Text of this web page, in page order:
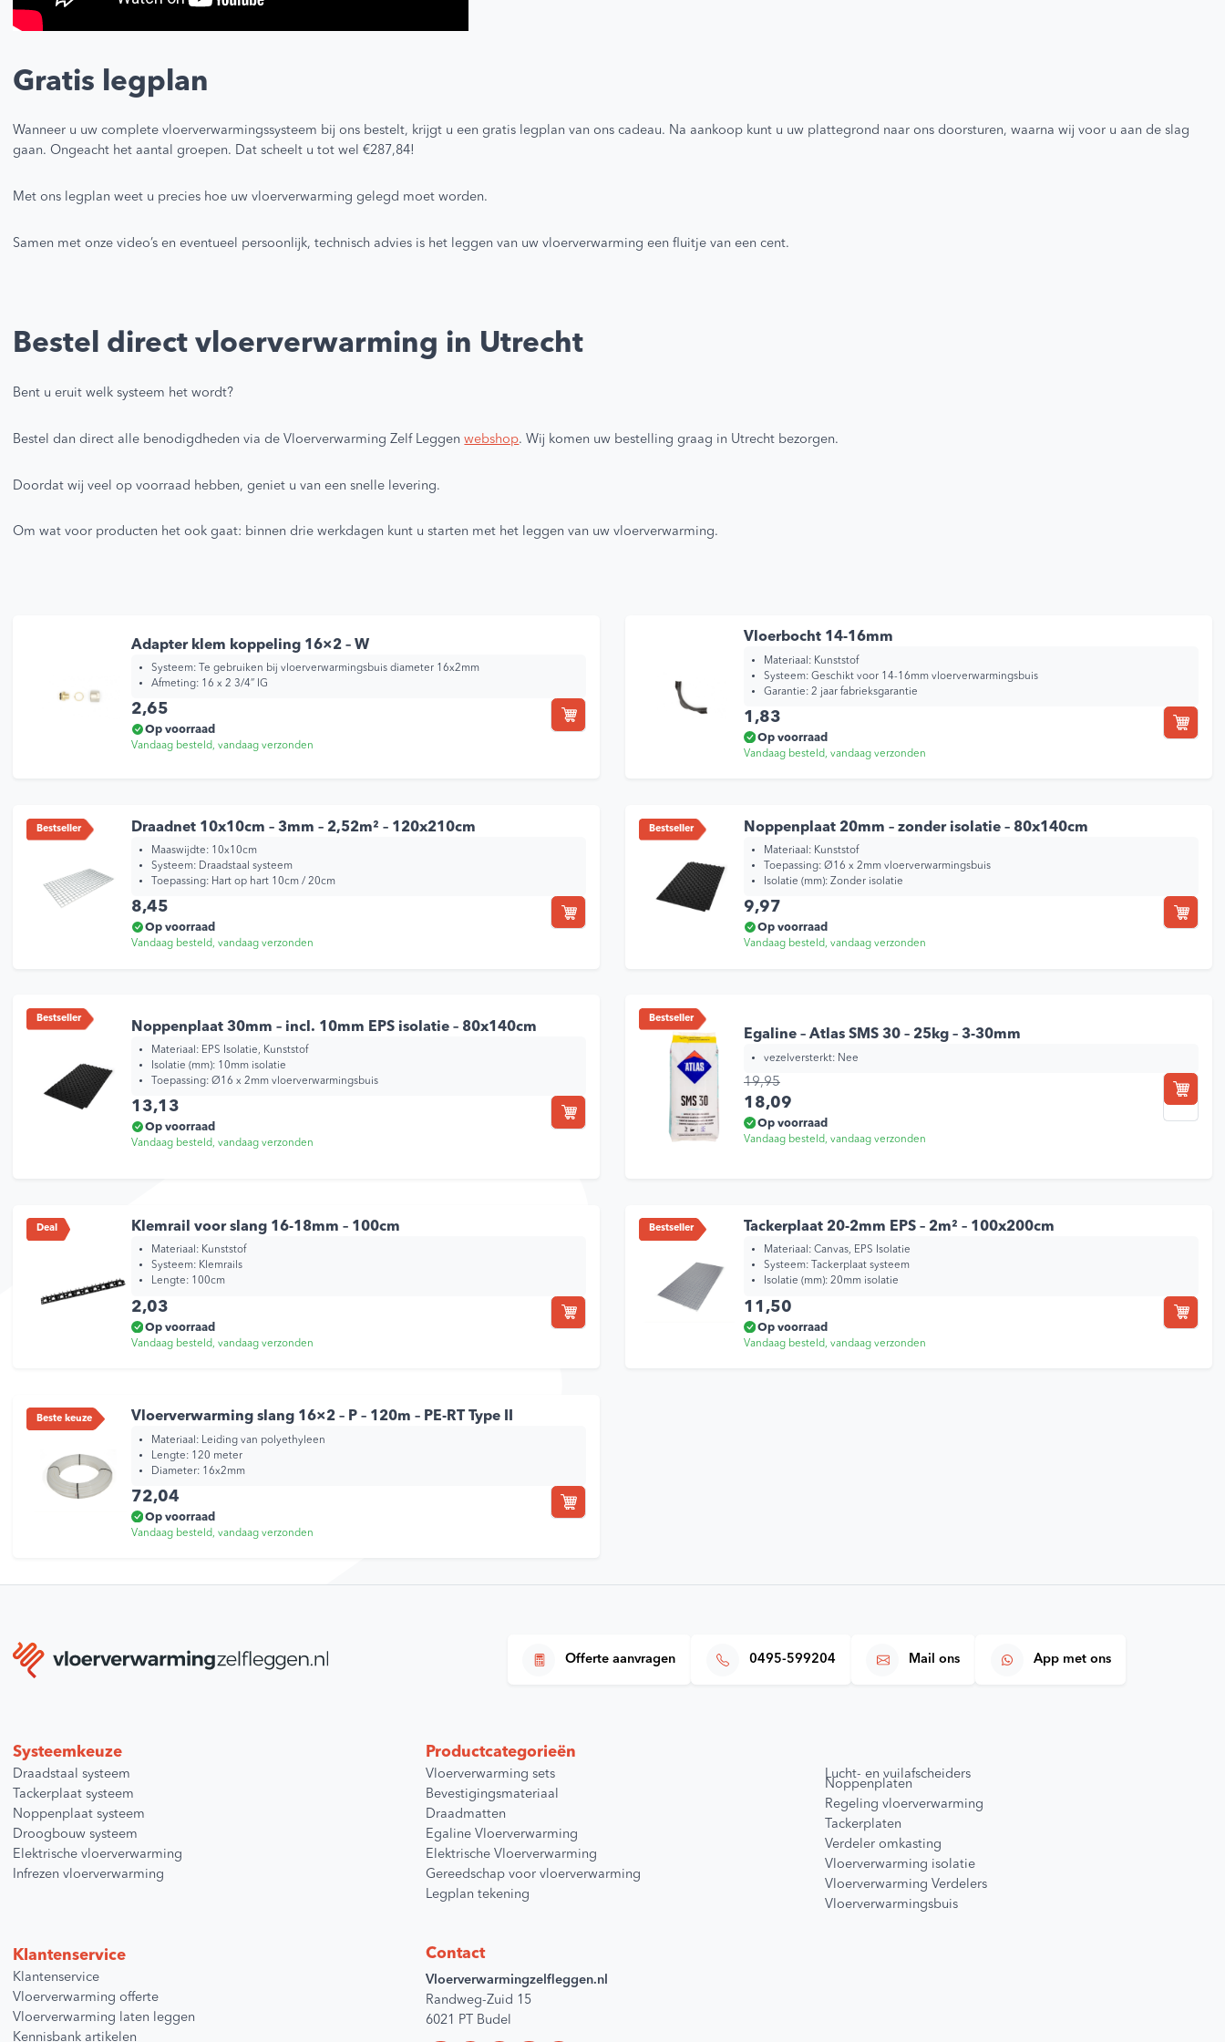
Gratis legplan
Wanneer u uw complete vloerverwarmingssysteem bij ons bestelt, krijgt u een gratis legplan van ons cadeau. Na aankoop kunt u uw plattegrond naar ons doorsturen, waarna wij voor u aan de slag
gaan. Ongeacht het aantal groepen. Dat scheelt u tot wel €287,84!
Met ons legplan weet u precies hoe uw vloerverwarming gelegd moet worden.
Samen met onze video’s en eventueel persoonlijk, technisch advies is het leggen van uw vloerverwarming een fluitje van een cent.
Bestel direct vloerverwarming in Utrecht
Bent u eruit welk systeem het wordt?
Bestel dan direct alle benodigdheden via de Vloerverwarming Zelf Leggenwebshop. Wij komen uw bestelling graag in Utrecht bezorgen.
Doordat wij veel op voorraad hebben, geniet u van een snelle levering.
Om wat voor producten het ook gaat: binnen drie werkdagen kunt u starten met het leggen van uw vloerverwarming.
Adapter klem koppeling 16×2 – W
Systeem: Te gebruiken bij vloerverwarmingsbuis diameter 16x2mm
Afmeting: 16 x 2 3/4” IG
2,65
Op voorraad
Vandaag besteld, vandaag verzonden
Vloerbocht 14-16mm
Materiaal: Kunststof
Systeem: Geschikt voor 14-16mm vloerverwarmingsbuis
Garantie: 2 jaar fabrieksgarantie
1,83
Op voorraad
Vandaag besteld, vandaag verzonden
Bestseller Draadnet 10x10cm – 3mm – 2,52m² – 120x210cm
Maaswijdte: 10x10cm
Systeem: Draadstaal systeem
Toepassing: Hart op hart 10cm / 20cm
8,45
Op voorraad
Vandaag besteld, vandaag verzonden
Bestseller Noppenplaat 20mm – zonder isolatie – 80x140cm
Materiaal: Kunststof
Toepassing: Ø16 x 2mm vloerverwarmingsbuis
Isolatie (mm): Zonder isolatie
9,97
Op voorraad
Vandaag besteld, vandaag verzonden
Bestseller
Noppenplaat 30mm – incl. 10mm EPS isolatie – 80x140cm
Materiaal: EPS Isolatie, Kunststof
Isolatie (mm): 10mm isolatie
Toepassing: Ø16 x 2mm vloerverwarmingsbuis
13,13
Op voorraad
Vandaag besteld, vandaag verzonden
Bestseller
Egaline – Atlas SMS 30 – 25kg – 3-30mm
vezelversterkt: Nee
19,95
Oorspronkelijke prijs was: 19,95.
18,09
Op voorraad
Vandaag besteld, vandaag verzonden
Deal Klemrail voor slang 16-18mm – 100cm
Materiaal: Kunststof
Systeem: Klemrails
Lengte: 100cm
2,03
Op voorraad
Vandaag besteld, vandaag verzonden
Bestseller Tackerplaat 20-2mm EPS – 2m² – 100x200cm
Materiaal: Canvas, EPS Isolatie
Systeem: Tackerplaat systeem
Isolatie (mm): 20mm isolatie
11,50
Op voorraad
Vandaag besteld, vandaag verzonden
Beste keuze Vloerverwarming slang 16×2 – P – 120m – PE-RT Type II
Materiaal: Leiding van polyethyleen
Lengte: 120 meter
Diameter: 16x2mm
72,04
Op voorraad
Vandaag besteld, vandaag verzonden
Offerte aanvragen 0495-599204 Mail ons App met ons
Systeemkeuze
Draadstaal systeem
Tackerplaat systeem
Noppenplaat systeem
Droogbouw systeem
Elektrische vloerverwarming
Infrezen vloerverwarming
Productcategorieën
Vloerverwarming sets
Bevestigingsmateriaal
Draadmatten
Egaline Vloerverwarming
Elektrische Vloerverwarming
Gereedschap voor vloerverwarming
Legplan tekening
Lucht- en vuilafscheiders
Noppenplaten
Regeling vloerverwarming
Tackerplaten
Verdeler omkasting
Vloerverwarming isolatie
Vloerverwarming Verdelers
Vloerverwarmingsbuis
Klantenservice
Klantenservice
Vloerverwarming offerte
Vloerverwarming laten leggen
Kennisbank artikelen
Contact
Vloerverwarmingzelfleggen.nl
Randweg-Zuid 15
6021 PT Budel